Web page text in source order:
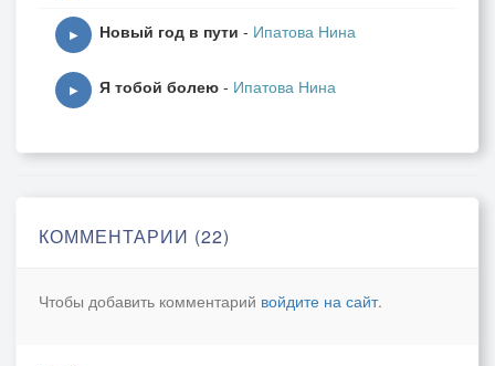
Той ласки тепло,
Чувства любви не сдержать.
Светятся счастьем глаза.
▶ Новый год в пути - Ипатова Нина
▶ Я тобой болею - Ипатова Нина
КОММЕНТАРИИ (22)
Чтобы добавить комментарий войдите на сайт.